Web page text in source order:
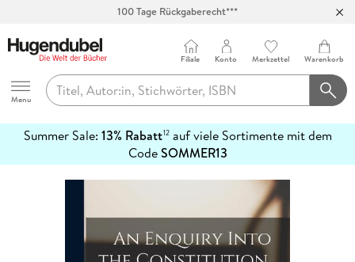
100 Tage Rückgaberecht***
Hugendubel
Menu
Filiale Konto Merkzettel Warenkorb
Summer Sale: 13% Rabatt12auf viele Sortimente mit dem
CodeSOMMER13
erfahren